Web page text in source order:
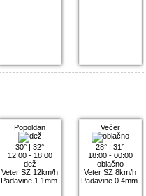
Popoldan
30° |32°
12:00 - 18:00
dež
Veter SZ 12km/h
Padavine 1.1mm.
Večer
28° |31°
18:00 - 00:00
oblačno
Veter SZ 8km/h
Padavine 0.4mm.